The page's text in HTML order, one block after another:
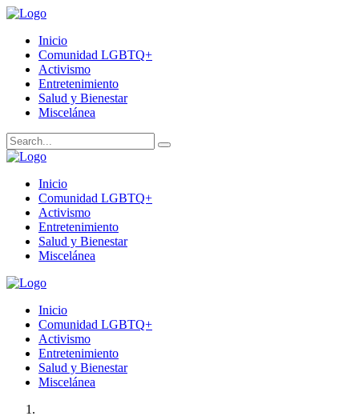
Inicio
Comunidad LGBTQ+
Activismo
Entretenimiento
Salud y Bienestar
Miscelánea
Inicio
Comunidad LGBTQ+
Activismo
Entretenimiento
Salud y Bienestar
Miscelánea
Inicio
Comunidad LGBTQ+
Activismo
Entretenimiento
Salud y Bienestar
Miscelánea